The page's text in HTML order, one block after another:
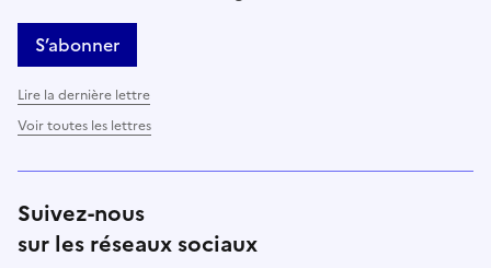
S’abonner
Lire la dernière lettre
Voir toutes les lettres
Suivez-nous
sur les réseaux sociaux